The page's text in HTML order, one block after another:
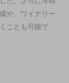
や、ワイナリー
ことも可能で